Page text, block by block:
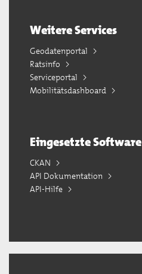
Weitere Services
Geodatenportal
Ratsinfo
Serviceportal
Mobilitätsdashboard
Eingesetzte Software
CKAN
API Dokumentation
API-Hilfe